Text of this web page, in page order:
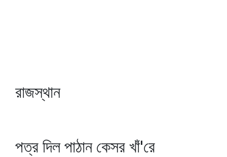
রাজস্থান
পত্র দিল পাঠান কেসর খাঁ'রে